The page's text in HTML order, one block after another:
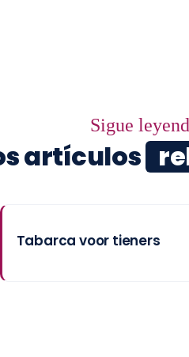
Sigue
artículos
Tabarca voor tieners